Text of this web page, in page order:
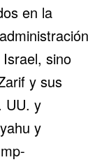
en la
sino
y sus
UU. y
y